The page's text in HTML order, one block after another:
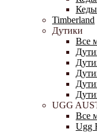
Кеды
Timberland
Дутики
Все
UGG
Все
Ugg